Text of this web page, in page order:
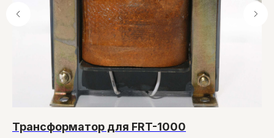
Трансформатор для FRT-1000